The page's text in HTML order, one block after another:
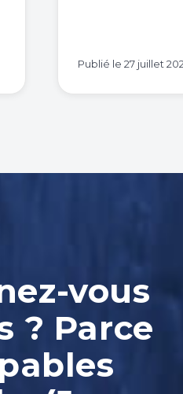
Publié le 27 juillet
vous
? Parce